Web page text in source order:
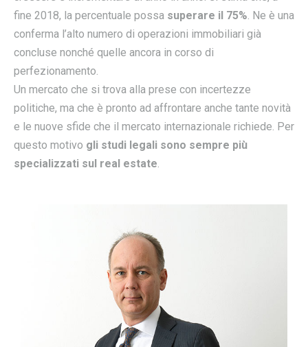
fine 2018, la percentuale possa superare il 75%. Ne è una
conferma l’alto numero di operazioni immobiliari già
concluse nonché quelle ancora in corso di
perfezionamento.
Un mercato che si trova alla prese con incertezze
politiche, ma che è pronto ad affrontare anche tante novità
e le nuove sfide che il mercato internazionale richiede. Per
questo motivo gli studi legali sono sempre più
specializzati sul real estate.